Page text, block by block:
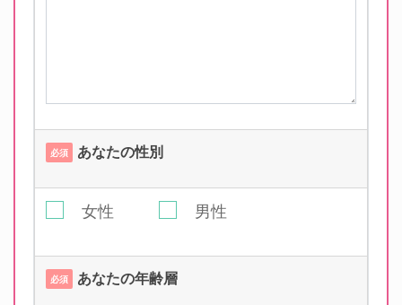
必須 あなたの性別
女性 男性
必須 あなたの年齢層